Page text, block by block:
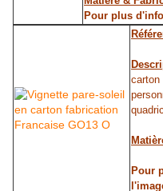
Pour plus
carton
Pour